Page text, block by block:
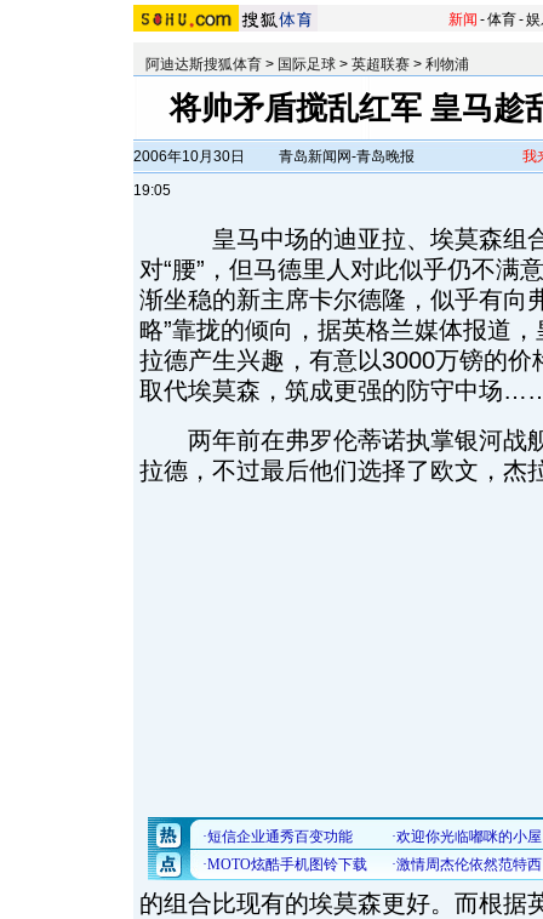
新闻 -体育-
阿迪达斯搜狐体育 > 国际足球 > 英超联赛 > 利物浦
将帅矛盾搅乱红军 皇马趁
2006年10月30日
19:05
青岛新闻网-青岛晚报 我
皇马中场的迪亚拉、埃莫森组合
对“腰”，但马德里人对此似乎仍不满
渐坐稳的新主席卡尔德隆，似乎有向
略”靠拢的倾向，据英格兰媒体报道
拉德产生兴趣，有意以3000万镑的
取代埃莫森，筑成更强的防守中场
两年前在弗罗伦蒂诺执掌银河战
拉德，不过最后他们选择了欧文，杰
的组合比现有的埃莫森更好。而根据